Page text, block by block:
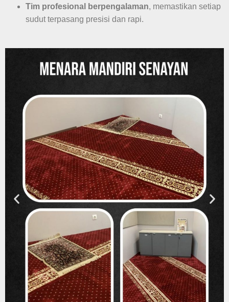
Tim profesional berpengalaman, memastikan setiap
sudut terpasang presisi dan rapi.